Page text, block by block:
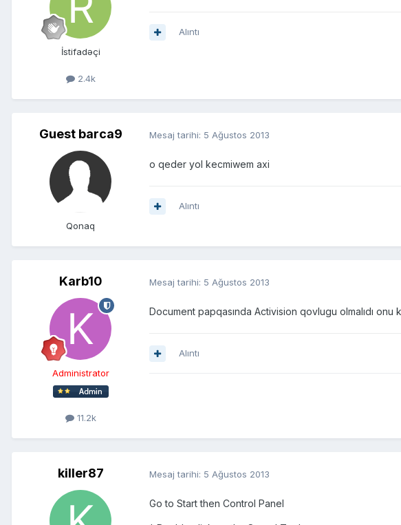
İstifadəçi
2.4k
Alıntı
Guest barca9
Qonaq
Mesaj tarihi: 5 Ağustos 2013
o qeder yol kecmiwem axi
Alıntı
Karb10
Administrator
11.2k
Mesaj tarihi: 5 Ağustos 2013
Document papqasında Activision qovlugu olmalıdı
Alıntı
killer87 Mesaj tarihi: 5 Ağustos 2013
Go to Start then Control Panel